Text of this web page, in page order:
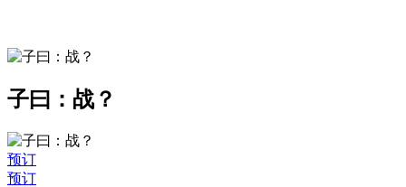
子曰：战？
预订
预订